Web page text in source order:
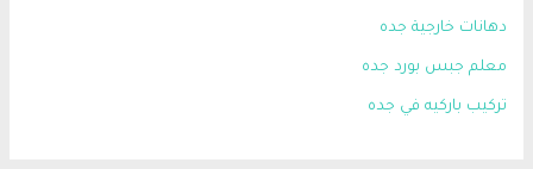
دهانات خارجية جده
معلم جبس بورد جده
تركيب باركيه في جده